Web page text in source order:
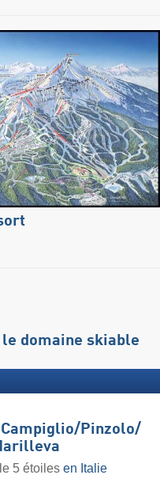
domaine skiable
Campiglio/​Pinzolo/​
5 étoiles en Italie